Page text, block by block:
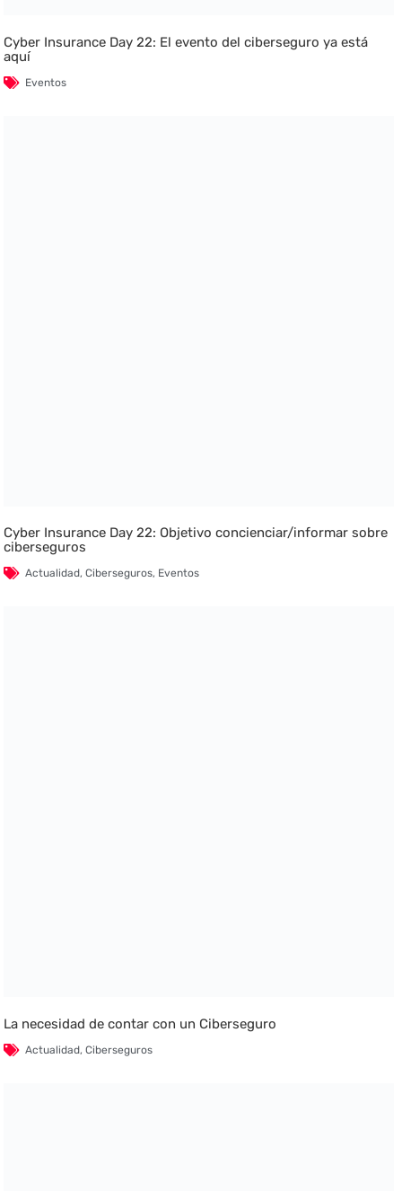
Cyber Insurance Day 22: El evento del ciberseguro ya está
aquí
Eventos
Cyber Insurance Day 22: Objetivo concienciar/informar sobre
ciberseguros
Actualidad,Ciberseguros, Eventos
La necesidad de contar con un Ciberseguro
Actualidad,Ciberseguros